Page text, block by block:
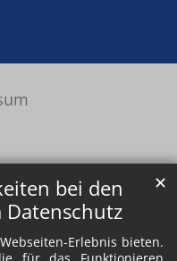
bei den
Datenschutz
Erlebnis bieten.
✕